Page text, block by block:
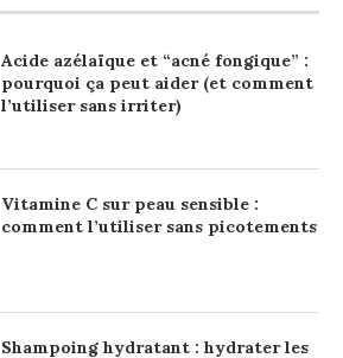
Acide azélaïque et “acné fongique” :
pourquoi ça peut aider (et comment
l’utiliser sans irriter)
Vitamine C sur peau sensible :
comment l’utiliser sans picotements
Shampoing hydratant : hydrater les